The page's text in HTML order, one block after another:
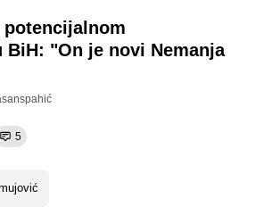
BiH: "On je novi Nemanja
5